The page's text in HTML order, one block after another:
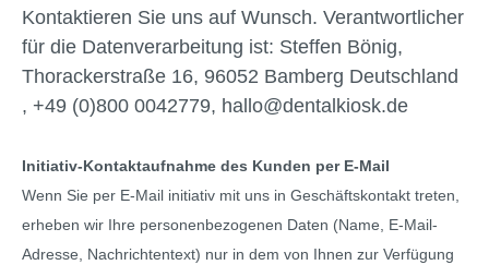
Kontaktieren Sie uns auf Wunsch. Verantwortlicher
für die Datenverarbeitung ist: Steffen Bönig,
Thorackerstraße 16, 96052 Bamberg Deutschland
, +49 (0)800 0042779, hallo@dentalkiosk.de
Initiativ-Kontaktaufnahme des Kunden per E-Mail
Wenn Sie per E-Mail initiativ mit uns in Geschäftskontakt treten,
erheben wir Ihre personenbezogenen Daten (Name, E-Mail-
Adresse, Nachrichtentext) nur in dem von Ihnen zur Verfügung